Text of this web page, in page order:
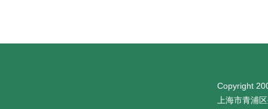
Copyright
上海市青浦